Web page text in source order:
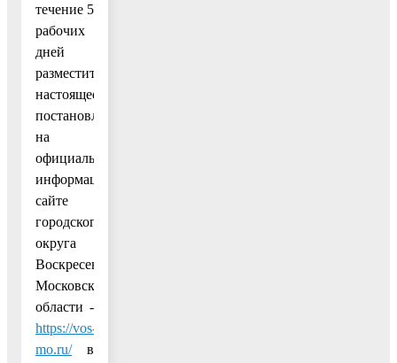
течение 5
рабочих
дней
разместить
настоящее
постановление
на
официальном
информационном
сайте
городского
округа
Воскресенск
Московской
области -
https://vos-
mo.ru/в